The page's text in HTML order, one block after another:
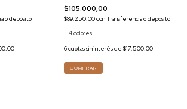
o depósito
$105.000,00
$89.250,00conTransferencia o depósito
4 colores
6cuotas sin interés de $17.500,00
COMPRAR